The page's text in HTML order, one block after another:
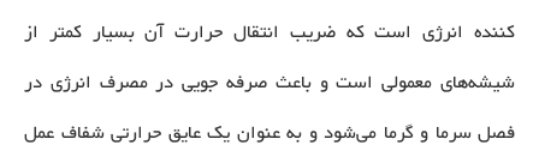
کننده انرژی است که ضریب انتقال حرارت آن بسیار کمتر از
شیشه‌های معمولی است و باعث صرفه جویی در مصرف انرژی در
فصل سرما و گرما می‌شود و به عنوان یک عایق حرارتی شفاف عمل